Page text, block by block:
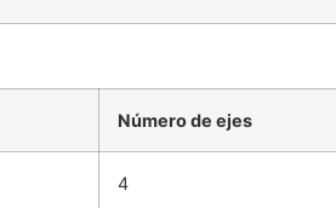
Número de ejes
4